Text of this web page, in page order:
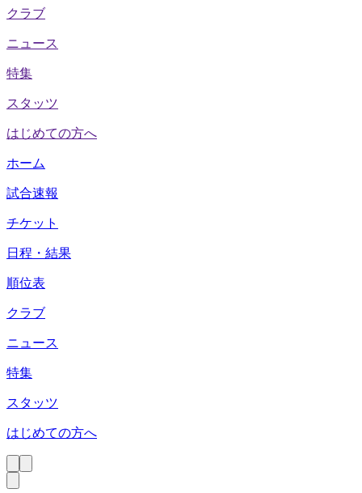
クラブ
ニュース
特集
スタッツ
はじめての方へ
ホーム
試合速報
チケット
日程・結果
順位表
クラブ
ニュース
特集
スタッツ
はじめての方へ